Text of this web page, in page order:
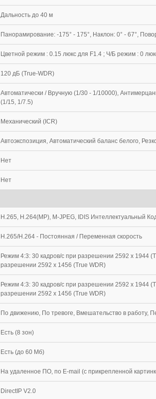
Дальность до 40 м
Панорамирование: -175° - 175°, Наклон: 0° - 67°,
Цветной режим : 0.15 люкс для F1.4 ; Ч/Б режим : 0
120 дБ (True-WDR)
Автоматически / Вручную (1/30 - 1/10000),
(1/15, 1/7.5)
Механический (ICR)
Автоэкспозиция, Автоматический баланс белого,
Нет
Нет
H.265, H.264(MP), M-JPEG, IDIS Интеллектуальный
H.265/H.264 - Постоянная / Переменная скорость
Режим 4:3: 30 кадров/с при разрешении 2592 x 1944
разрешении 2592 x 1456 (True WDR)
Режим 4:3: 30 кадров/с при разрешении 2592 x 1944
разрешении 2592 x 1456 (True WDR)
По движению, По тревоге, Вмешательство в работу,
Есть (8 зон)
Есть (до 60 Мб)
На удаленное ПО, по E-mail (с прикрепленной
DirectIP V2.0